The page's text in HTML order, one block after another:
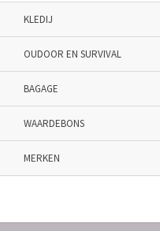
KLEDIJ
OUDOOR EN SURVIVAL
BAGAGE
WAARDEBONS
MERKEN